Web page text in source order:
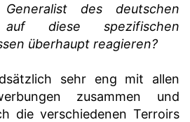
des deutschen
auf diese spezifischen
überhaupt reagieren?
sehr eng mit allen
zusammen und
die verschiedenen Terroirs